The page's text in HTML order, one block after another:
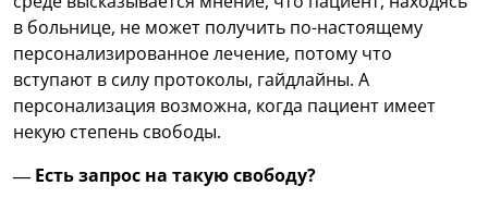
в больнице, не может получить по-настоящему
персонализированное лечение, потому что
вступают в силу протоколы, гайдлайны. А
персонализация возможна, когда пациент имеет
некую степень свободы.
— Есть запрос на такую свободу?